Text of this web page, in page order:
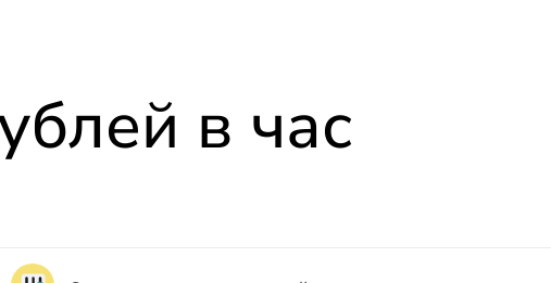
в час